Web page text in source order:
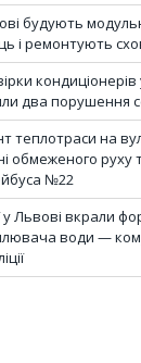
будують
і ремонтують
два порушення
теплотраси на
обмеженого руху
№22
у Львові вкрали
води —